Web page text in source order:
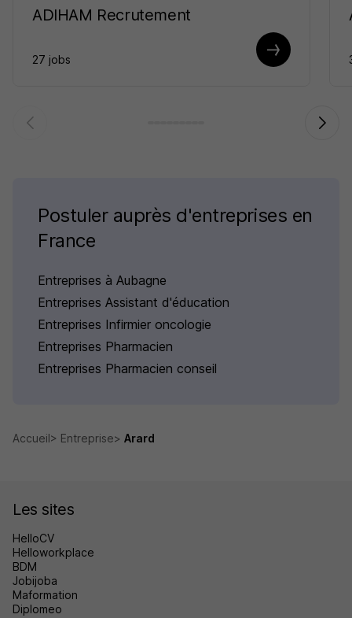
ADIHAM Recrutement
27 jobs
Postuler auprès d'entreprises en
France
Entreprises à Aubagne
Entreprises Assistant d'éducation
Entreprises Infirmier oncologie
Entreprises Pharmacien
Entreprises Pharmacien conseil
Accueil Entreprise Arard
Les sites
HelloCV
Helloworkplace
BDM
Jobijoba
Maformation
Diplomeo